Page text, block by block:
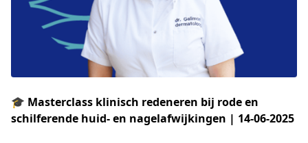
🎓 Masterclass klinisch redeneren bij rode en
schilferende huid- en nagelafwijkingen | 14-06-2025